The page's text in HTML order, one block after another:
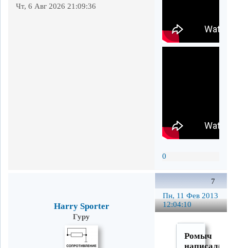
Чт, 6 Авг 2026 21:09:36
0
7
Пн, 11 Фев 2013
12:04:10
Harry Sporter
Гуру
Ромыч